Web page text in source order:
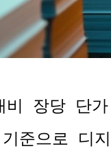
비 장당 단가
준으로 디지